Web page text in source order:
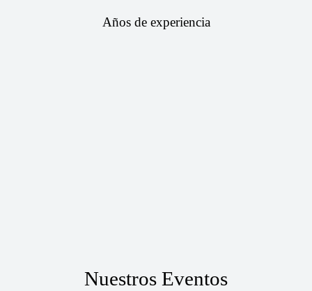
Años de experiencia
Nuestros Eventos